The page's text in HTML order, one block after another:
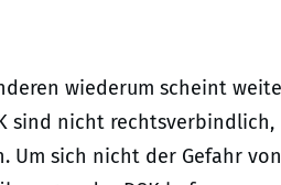
wiederum scheint
sind nicht rechtsverbindlich,
Um sich nicht der Gefahr von